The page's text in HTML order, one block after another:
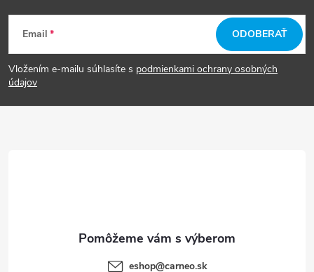
Z
á
p
Email
Vložením e-mailu súhlasíte s podmienkami ochrany osobných
údajov
ODOBERAŤ
eshop@carneo.sk